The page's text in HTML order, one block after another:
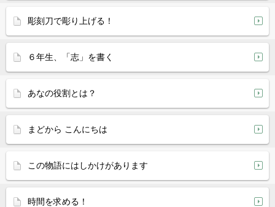
彫刻刀で彫り上げる！
６年生、「志」を書く
あなの役割とは？
まどから こんにちは
この物語にはしかけがあります
時間を求める！